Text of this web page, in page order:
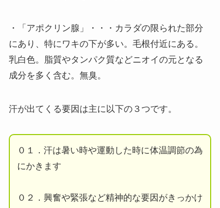
・「アポクリン腺」・・・カラダの限られた部分
にあり、特にワキの下が多い。毛根付近にある。
乳白色。脂質やタンパク質などニオイの元となる
成分を多く含む。無臭。
汗が出てくる要因は主に以下の３つです。
０１．汗は暑い時や運動した時に体温調節の為
にかきます
０２．興奮や緊張など精神的な要因がきっかけ